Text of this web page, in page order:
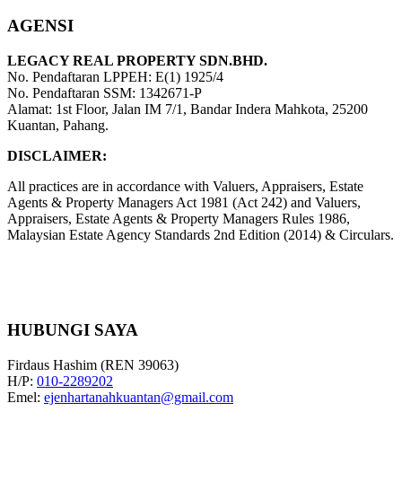
AGENSI
LEGACY REAL PROPERTY SDN.BHD.
No. Pendaftaran LPPEH: E(1) 1925/4
No. Pendaftaran SSM: 1342671-P
Alamat: 1st Floor, Jalan IM 7/1, Bandar Indera Mahkota, 25200
Kuantan, Pahang.
DISCLAIMER:
All practices are in accordance with Valuers, Appraisers, Estate
Agents & Property Managers Act 1981 (Act 242) and Valuers,
Appraisers, Estate Agents & Property Managers Rules 1986,
Malaysian Estate Agency Standards 2nd Edition (2014) & Circulars.
HUBUNGI SAYA
Firdaus Hashim (REN 39063)
H/P: 010-2289202
Emel: ejenhartanahkuantan@gmail.com